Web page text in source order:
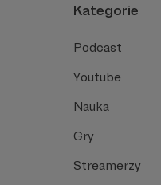
Kategorie
Podcast
Youtube
Nauka
Gry
Streamerzy